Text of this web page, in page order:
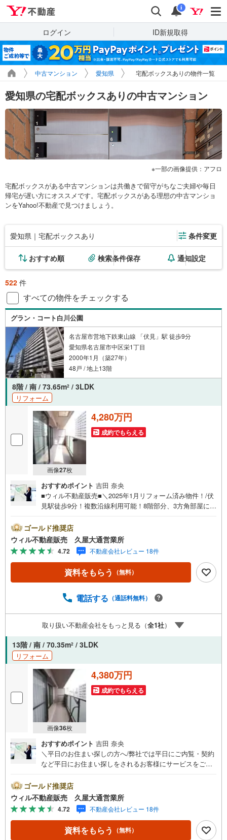
検索 通知
i
ログイン ID新規取得
中古マンション 愛知県 宅配ボックスありの物件一覧
愛知県の宅配ボックスありの中古マンション
一部の画像提供：アフロ
宅配ボックスがある中古マンションは共働きで留守がちなご夫婦や毎日
帰宅が遅い方にオススメです。宅配ボックスがある理想の中古マンショ
ンをYahoo!不動産で見つけましょう。
愛知県｜宅配ボックスあり 条件変更
おすすめ順 検索条件保存 通知設定
522 件
すべての物件をチェックする
グラン・コート白川公園
名古屋市営地下鉄東山線 「伏見」駅 徒歩9分
愛知県名古屋市中区栄1丁目
2000年1月（築27年）
48戸 / 地上13階
8階 / 南 / 73.65m2 / 3LDK
リフォーム
画像27枚
4,280万円
成約でもらえる
おすすめポイント 吉田 奈央
■ウィル不動産販売■＼2025年1月リフォーム済み物件！/伏
見駅徒歩9分！複数沿線利用可能！8階部分、3方角部屋につ
------＼間取りなど/〇3方角部屋！〇収納豊富！〇対面キッ
チン〇ポーチつき住戸！〇採光通風良好！〇オートロック
付き！＼リフォーム内容/〇2025年1月フルリフォーム済！
〇キッチン、トイレ交換！〇フローリング、クロス張替！
＼周辺環境/〇伏見駅徒歩9分！〇大須観音駅徒歩11分！〇
複数沿線利用可能！〇徒歩圏内に買物施設多数あり！
ゴールド推奨店
ウィル不動産販売 久屋大通営業所
4.72 不動産会社レビュー 18件
資料をもらう （無料）
電話する （通話料無料）
取り扱い不動産会社をもっと見る（全1社）
13階 / 南 / 70.35m2 / 3LDK
リフォーム
画像36枚
4,380万円
成約でもらえる
おすすめポイント 吉田 奈央
＼平日のお住まい探しの方へ/弊社では平日にご内覧・契約
など平日にお住まい探しをされるお客様にサービスをご用
時まで”毎日”営業しています。事前にご予約頂きましたら営
業時間外でのご内覧もご対応いたします。＼本物件の他に
も気になる物件がある方へ/不動産業者間で不動産情報が共
有されているので、名古屋市全域や、その他隣接エリアで
もご内覧が可能です！ 【ウィル不動産販売 久屋大通営業
所】◎地下鉄東山線「栄」駅7A出口から徒歩1分、名城線
ゴールド推奨店
ウィル不動産販売 久屋大通営業所
4.72 不動産会社レビュー 18件
資料をもらう （無料）